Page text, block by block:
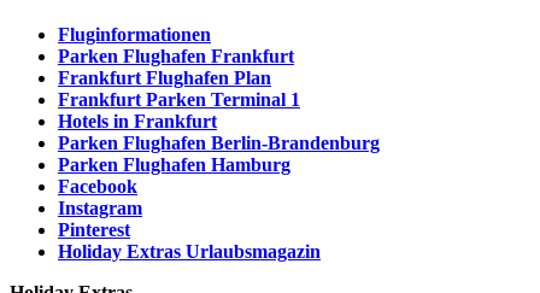
Fluginformationen
Parken Flughafen Frankfurt
Frankfurt Flughafen Plan
Frankfurt Parken Terminal 1
Hotels in Frankfurt
Parken Flughafen Berlin-Brandenburg
Parken Flughafen Hamburg
Facebook
Instagram
Pinterest
Holiday Extras Urlaubsmagazin